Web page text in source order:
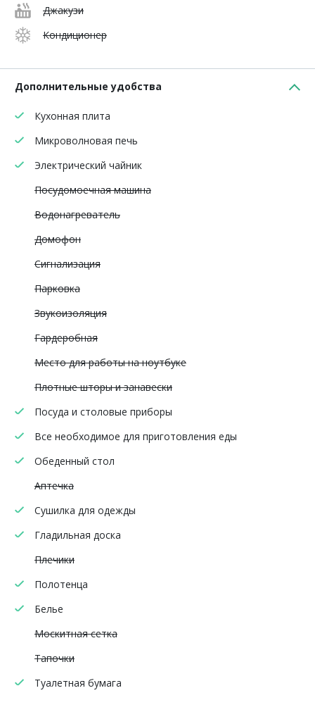
Джакузи
Кондиционер
Дополнительные удобства
Кухонная плита
Микроволновая печь
Электрический чайник
Посудомоечная машина
Водонагреватель
Домофон
Сигнализация
Парковка
Звукоизоляция
Гардеробная
Место для работы на ноутбуке
Плотные шторы и занавески
Посуда и столовые приборы
Все необходимое для приготовления еды
Обеденный стол
Аптечка
Сушилка для одежды
Гладильная доска
Плечики
Полотенца
Белье
Москитная сетка
Тапочки
Туалетная бумага